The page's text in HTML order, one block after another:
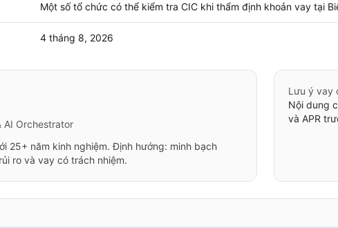
Một số tổ chức có thể kiểm tra CIC khi thẩm định khoản vay tại
4 tháng 8, 2026
AI Orchestrator
25+ năm kinh nghiệm. Định hướng: minh bạch
ro và vay có trách nhiệm.
Lưu ý vay
Nội dung
và APR